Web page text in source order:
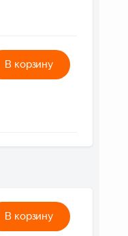
В корзину
В корзину